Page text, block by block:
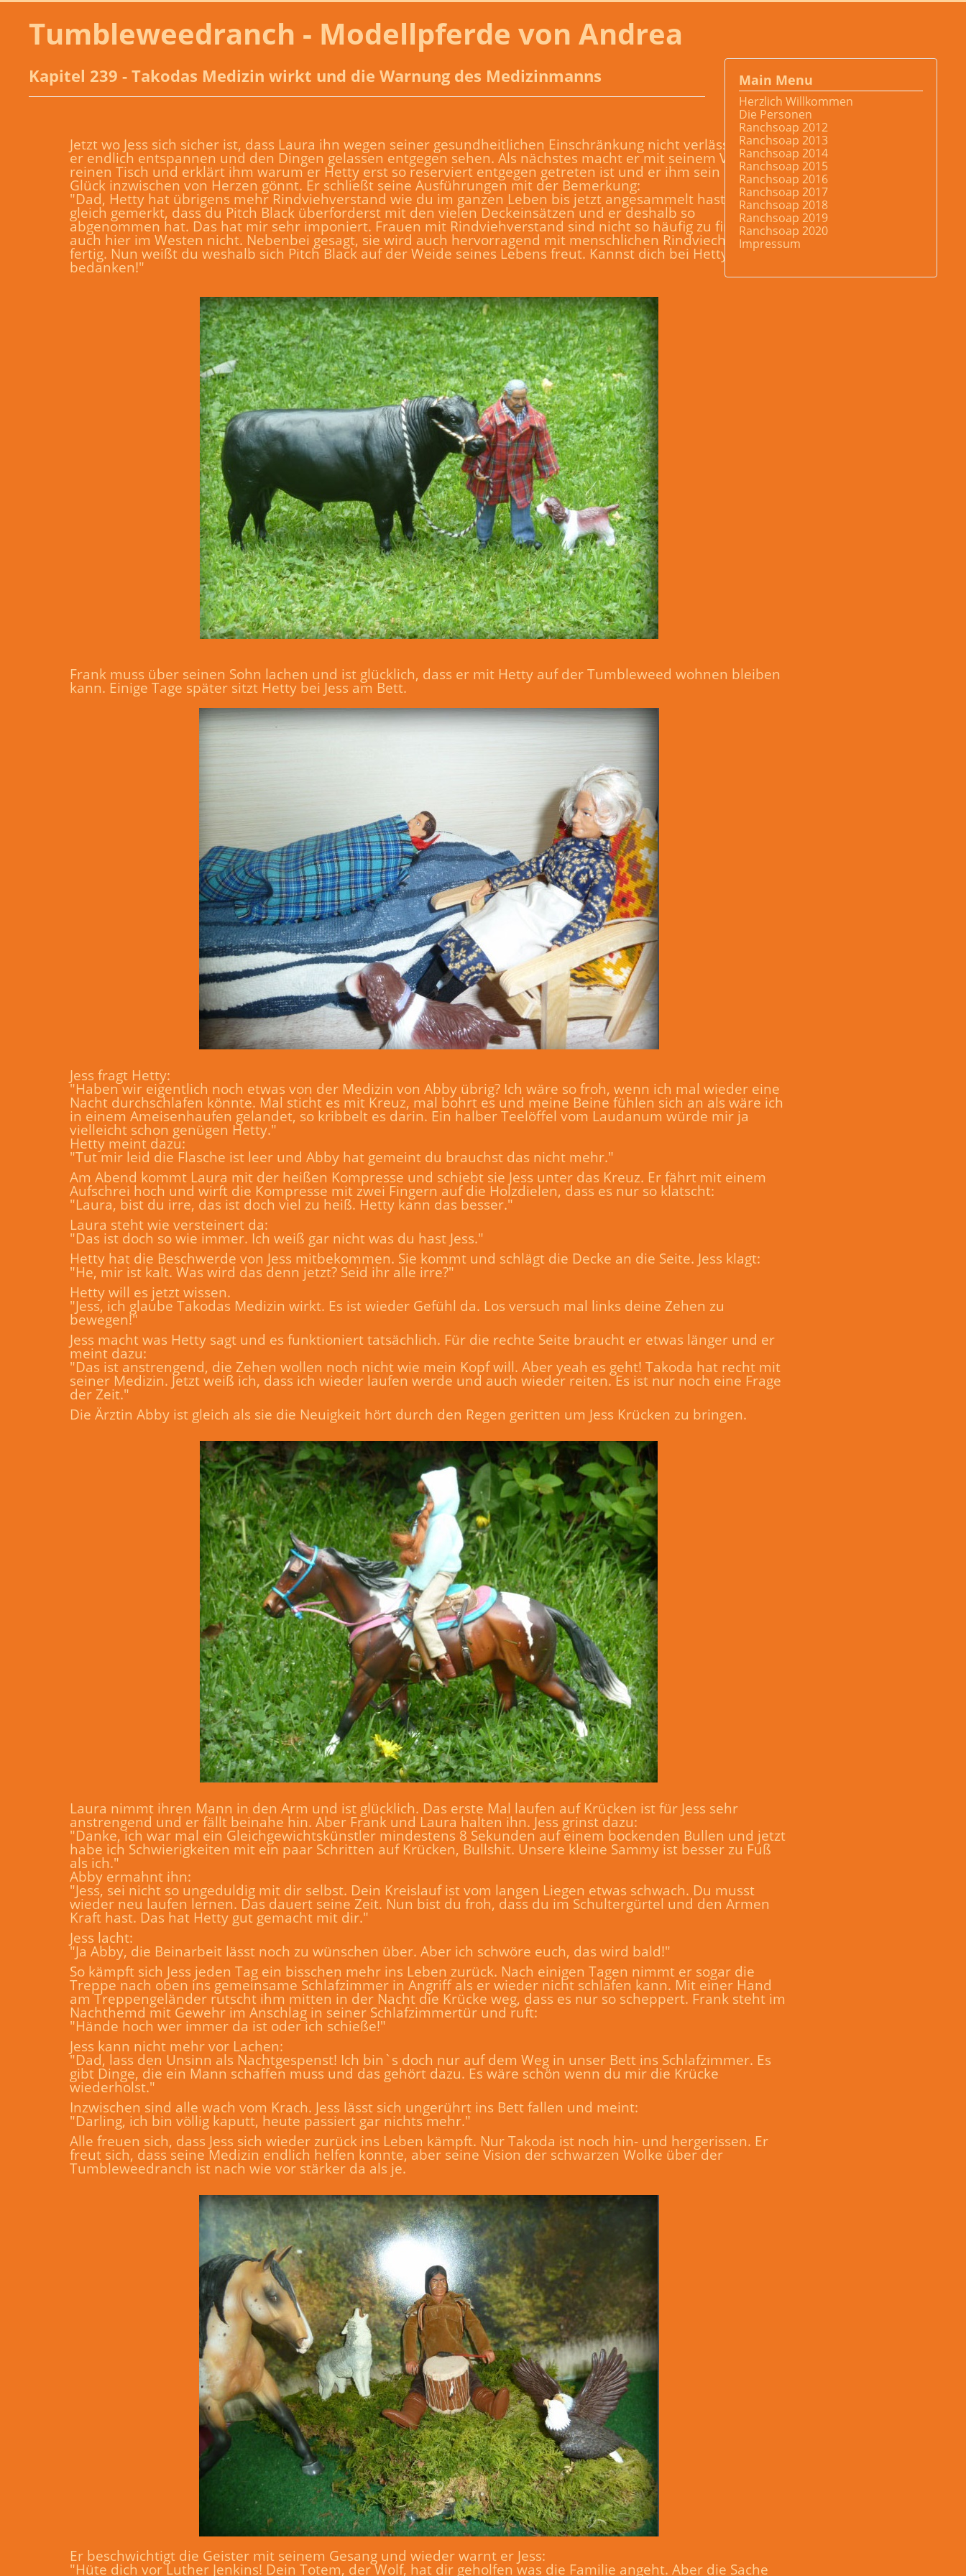
Tumbleweedranch - Modellpferde von Andrea
Kapitel 239 - Takodas Medizin wirkt und die Warnung des Medizinmanns
Jetzt wo Jess sich sicher ist, dass Laura ihn wegen seiner gesundheitlichen Einschränkung nicht verlässt, kann
er endlich entspannen und den Dingen gelassen entgegen sehen. Als nächstes macht er mit seinem Vater
reinen Tisch und erklärt ihm warum er Hetty erst so reserviert entgegen getreten ist und er ihm sein neues
Glück inzwischen von Herzen gönnt. Er schließt seine Ausführungen mit der Bemerkung:
"Dad, Hetty hat übrigens mehr Rindviehverstand wie du im ganzen Leben bis jetzt angesammelt hast. Sie hat
gleich gemerkt, dass du Pitch Black überforderst mit den vielen Deckeinsätzen und er deshalb so
abgenommen hat. Das hat mir sehr imponiert. Frauen mit Rindviehverstand sind nicht so häufig zu finden,
auch hier im Westen nicht. Nebenbei gesagt, sie wird auch hervorragend mit menschlichen Rindviechern
fertig. Nun weißt du weshalb sich Pitch Black auf der Weide seines Lebens freut. Kannst dich bei Hetty
bedanken!"
Frank muss über seinen Sohn lachen und ist glücklich, dass er mit Hetty auf der Tumbleweed wohnen bleiben
kann. Einige Tage später sitzt Hetty bei Jess am Bett.
Jess fragt Hetty:
"Haben wir eigentlich noch etwas von der Medizin von Abby übrig? Ich wäre so froh, wenn ich mal wieder eine
Nacht durchschlafen könnte. Mal sticht es mit Kreuz, mal bohrt es und meine Beine fühlen sich an als wäre ich
in einem Ameisenhaufen gelandet, so kribbelt es darin. Ein halber Teelöffel vom Laudanum würde mir ja
vielleicht schon genügen Hetty."
Hetty meint dazu:
"Tut mir leid die Flasche ist leer und Abby hat gemeint du brauchst das nicht mehr."
Am Abend kommt Laura mit der heißen Kompresse und schiebt sie Jess unter das Kreuz. Er fährt mit einem
Aufschrei hoch und wirft die Kompresse mit zwei Fingern auf die Holzdielen, dass es nur so klatscht:
"Laura, bist du irre, das ist doch viel zu heiß. Hetty kann das besser."
Laura steht wie versteinert da:
"Das ist doch so wie immer. Ich weiß gar nicht was du hast Jess."
Hetty hat die Beschwerde von Jess mitbekommen. Sie kommt und schlägt die Decke an die Seite. Jess klagt:
"He, mir ist kalt. Was wird das denn jetzt? Seid ihr alle irre?"
Hetty will es jetzt wissen.
"Jess, ich glaube Takodas Medizin wirkt. Es ist wieder Gefühl da. Los versuch mal links deine Zehen zu
bewegen!"
Jess macht was Hetty sagt und es funktioniert tatsächlich. Für die rechte Seite braucht er etwas länger und er
meint dazu:
"Das ist anstrengend, die Zehen wollen noch nicht wie mein Kopf will. Aber yeah es geht! Takoda hat recht mit
seiner Medizin. Jetzt weiß ich, dass ich wieder laufen werde und auch wieder reiten. Es ist nur noch eine Frage
der Zeit."
Die Ärztin Abby ist gleich als sie die Neuigkeit hört durch den Regen geritten um Jess Krücken zu bringen.
Laura nimmt ihren Mann in den Arm und ist glücklich. Das erste Mal laufen auf Krücken ist für Jess sehr
anstrengend und er fällt beinahe hin. Aber Frank und Laura halten ihn. Jess grinst dazu:
"Danke, ich war mal ein Gleichgewichtskünstler mindestens 8 Sekunden auf einem bockenden Bullen und jetzt
habe ich Schwierigkeiten mit ein paar Schritten auf Krücken, Bullshit. Unsere kleine Sammy ist besser zu Fuß
als ich."
Abby ermahnt ihn:
"Jess, sei nicht so ungeduldig mit dir selbst. Dein Kreislauf ist vom langen Liegen etwas schwach. Du musst
wieder neu laufen lernen. Das dauert seine Zeit. Nun bist du froh, dass du im Schultergürtel und den Armen
Kraft hast. Das hat Hetty gut gemacht mit dir."
Jess lacht:
"Ja Abby, die Beinarbeit lässt noch zu wünschen über. Aber ich schwöre euch, das wird bald!"
So kämpft sich Jess jeden Tag ein bisschen mehr ins Leben zurück. Nach einigen Tagen nimmt er sogar die
Treppe nach oben ins gemeinsame Schlafzimmer in Angriff als er wieder nicht schlafen kann. Mit einer Hand
am Treppengeländer rutscht ihm mitten in der Nacht die Krücke weg, dass es nur so scheppert. Frank steht im
Nachthemd mit Gewehr im Anschlag in seiner Schlafzimmertür und ruft:
"Hände hoch wer immer da ist oder ich schieße!"
Jess kann nicht mehr vor Lachen:
"Dad, lass den Unsinn als Nachtgespenst! Ich bin`s doch nur auf dem Weg in unser Bett ins Schlafzimmer. Es
gibt Dinge, die ein Mann schaffen muss und das gehört dazu. Es wäre schön wenn du mir die Krücke
wiederholst."
Inzwischen sind alle wach vom Krach. Jess lässt sich ungerührt ins Bett fallen und meint:
"Darling, ich bin völlig kaputt, heute passiert gar nichts mehr."
Alle freuen sich, dass Jess sich wieder zurück ins Leben kämpft. Nur Takoda ist noch hin- und hergerissen. Er
freut sich, dass seine Medizin endlich helfen konnte, aber seine Vision der schwarzen Wolke über der
Tumbleweedranch ist nach wie vor stärker da als je.
Er beschwichtigt die Geister mit seinem Gesang und wieder warnt er Jess:
"Hüte dich vor Luther Jenkins! Dein Totem, der Wolf, hat dir geholfen was die Familie angeht. Aber die Sache
Main Menu
Herzlich Willkommen
Die Personen
Ranchsoap 2012
Ranchsoap 2013
Ranchsoap 2014
Ranchsoap 2015
Ranchsoap 2016
Ranchsoap 2017
Ranchsoap 2018
Ranchsoap 2019
Ranchsoap 2020
Impressum